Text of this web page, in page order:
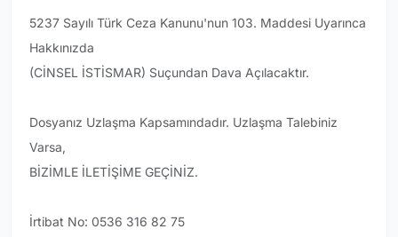
5237 Sayılı Türk Ceza Kanunu'nun 103. Maddesi Uyarınca
Hakkınızda
(CİNSEL İSTİSMAR) Suçundan Dava Açılacaktır.
Dosyanız Uzlaşma Kapsamındadır. Uzlaşma Talebiniz
Varsa,
BİZİMLE İLETİŞİME GEÇİNİZ.
İrtibat No: 0536 316 82 75